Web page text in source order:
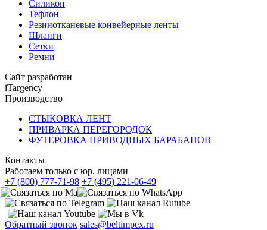
Силикон
Тефлон
Резинотканевые конвейерные ленты
Шланги
Сетки
Ремни
Сайт разработан
iTargency
Производство
СТЫКОВКА ЛЕНТ
ПРИВАРКА ПЕРЕГОРОДОК
ФУТЕРОВКА ПРИВОДНЫХ БАРАБАНОВ
Контакты
Работаем только с юр. лицами
+7 (800) 777-71-98 +7 (495) 221-06-49
Обратный звонок sales@beltimpex.ru